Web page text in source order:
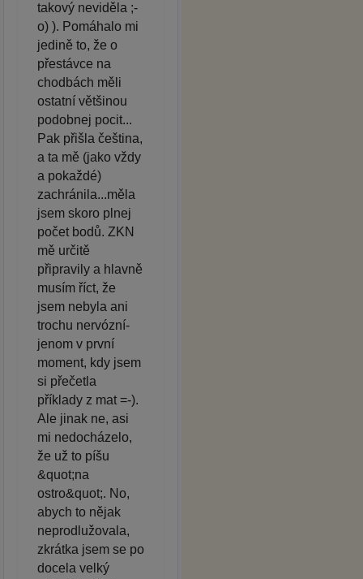
takový neviděla ;-
o) ). Pomáhalo mi
jedině to, že o
přestávce na
chodbách měli
ostatní většinou
podobnej pocit...
Pak přišla čeština,
a ta mě (jako vždy
a pokaždé)
zachránila...měla
jsem skoro plnej
počet bodů. ZKN
mě určitě
připravily a hlavně
musím říct, že
jsem nebyla ani
trochu nervózní-
jenom v první
moment, kdy jsem
si přečetla
příklady z mat =-).
Ale jinak ne, asi
mi nedocházelo,
že už to píšu
&quot;na
ostro&quot;. No,
abych to nějak
neprodlužovala,
zkrátka jsem se po
docela velký